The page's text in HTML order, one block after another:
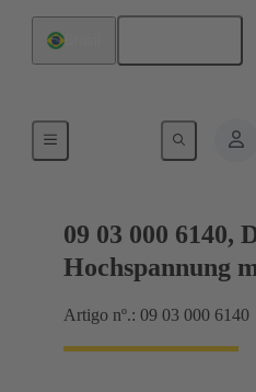
09 03 000 6140,
Hochspannung
Artigo nº.: 09 03 000 6140